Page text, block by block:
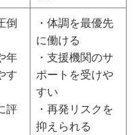
倒
年
す
評
・体調を最優先
に働ける
・支援機関のサ
ポートを受けや
すい
・再発リスクを
抑えられる